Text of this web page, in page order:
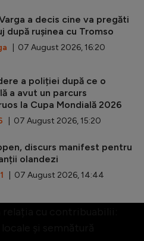
a decis cine va pregăti
după rușinea cu Tromso
| 07 August 2026, 16:20
a poliției după ce o
a avut un parcurs
la Cupa Mondială 2026
| 07 August 2026, 15:20
discurs manifest pentru
olandezi
| 07 August 2026, 14:44